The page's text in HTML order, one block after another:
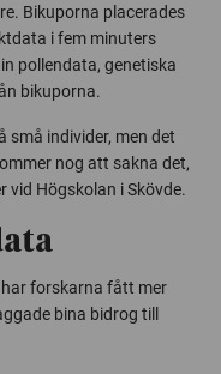
Bikuporna placerades
i fem minuters
pollendata, genetiska
bikuporna.
små individer, men det
nog att sakna det,
vid Högskolan i Skövde.
forskarna fått mer
bina bidrog till